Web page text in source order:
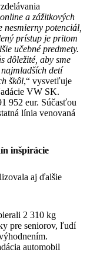
a zážitkových
nesmierny potenciál,
prístup je pritom
učebné predmety.
dôležité, aby sme
detí
škôl,“ vysvetľuje
VW SK.
952 eur. Súčasťou
línia venovaná
inšpirácie
aj ďalšie
2 310 kg
pre seniorov, ľudí
automobil